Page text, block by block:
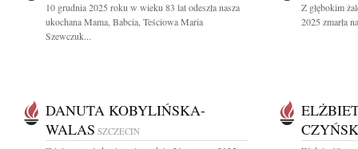
10 grudnia 2025 roku w wieku 83 lat odeszła nasza
ukochana Mama, Babcia, Teściowa Maria
Szewczuk...
Z głębokim
2025 zmarła
DANUTA KOBYLIŃSKA-
WALAS SZCZECIN